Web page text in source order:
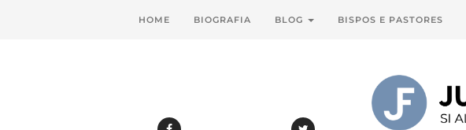
HOME BIOGRAFIA BLOG BISPOS E PASTORES